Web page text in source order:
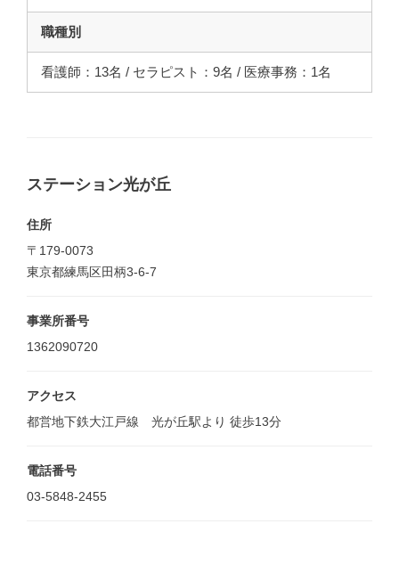
職種別
看護師：13名 / セラピスト：9名 / 医療事務：1名
ステーション光が丘
住所
〒179-0073
東京都練馬区田柄3-6-7
事業所番号
1362090720
アクセス
都営地下鉄大江戸線 光が丘駅より 徒歩13分
電話番号
03-5848-2455